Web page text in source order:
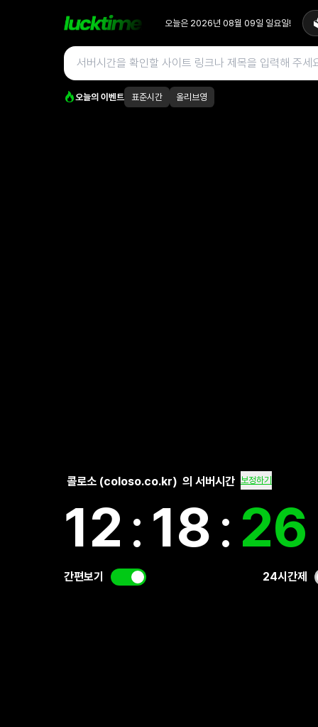
오늘은 2026년 08월 09일 일요일!
오늘의 이벤트 표준시간 올리브영
콜로소 (coloso.co.kr) 의 서버시간 보정하기
12 :18: 26
간편보기 24시간제